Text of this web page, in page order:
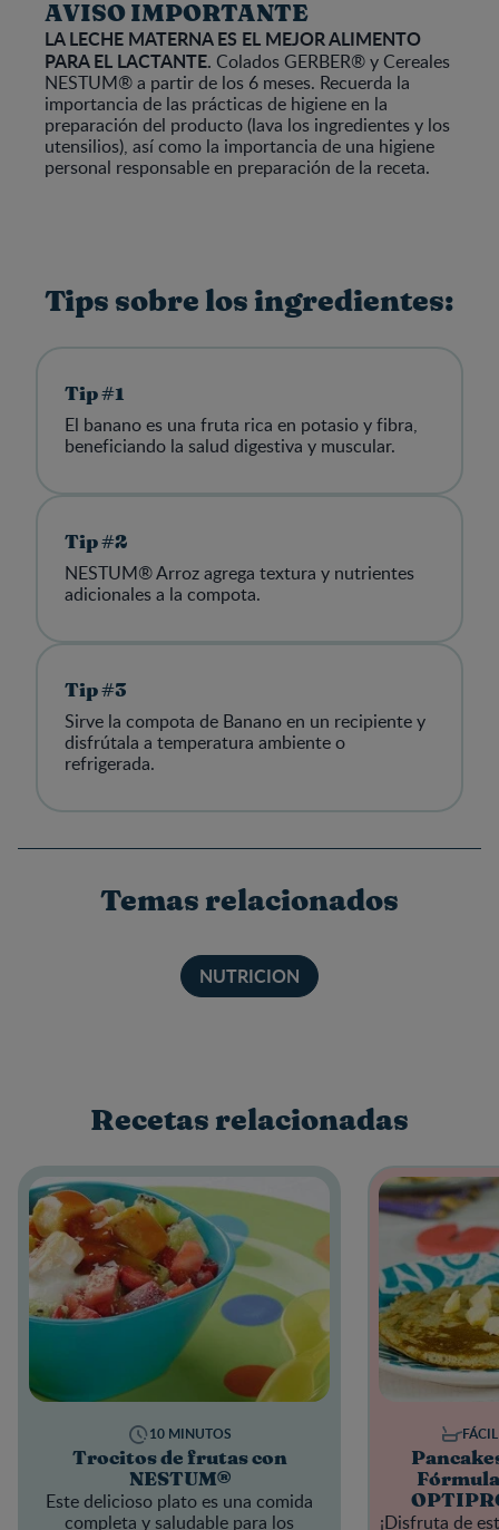
AVISO IMPORTANTE
LA LECHE MATERNA ES EL MEJOR ALIMENTO
PARA EL LACTANTE. Colados GERBER® y Cereales
NESTUM® a partir de los 6 meses. Recuerda la
importancia de las prácticas de higiene en la
preparación del producto (lava los ingredientes y los
utensilios), así como la importancia de una higiene
personal responsable en preparación de la receta.
Tips sobre los ingredientes:
Tip #1
El banano es una fruta rica en potasio y fibra,
beneficiando la salud digestiva y muscular.
Tip #2
NESTUM® Arroz agrega textura y nutrientes
adicionales a la compota.
Tip #3
Sirve la compota de Banano en un recipiente y
disfrútala a temperatura ambiente o
refrigerada.
Temas relacionados
NUTRICION
Recetas relacionadas
Trocitos de frutas con
NESTUM®
Este delicioso plato es una comida
completa y saludable para los
10 MINUTOS
¡Disfruta de
FÁCIL